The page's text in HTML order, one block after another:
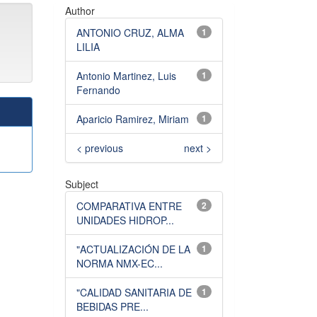
Author
1
ANTONIO CRUZ, ALMA
LILIA
1
Antonio Martinez, Luis
Fernando
1
Aparicio Ramirez, Miriam
< previous next >
Subject
2
COMPARATIVA ENTRE
UNIDADES HIDROP...
1
"ACTUALIZACIÓN DE LA
NORMA NMX-EC...
1
"CALIDAD SANITARIA DE
BEBIDAS PRE...